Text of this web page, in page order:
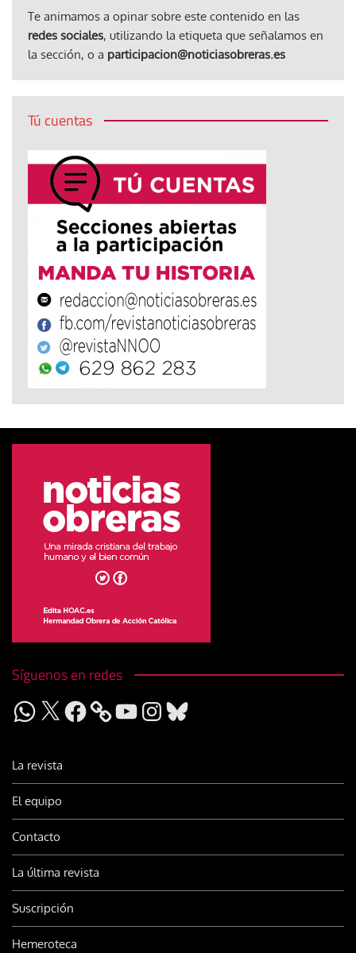
Te animamos a opinar sobre este contenido en las
redes sociales, utilizando la etiqueta que señalamos en
la sección, o a participacion@noticiasobreras.es
Tú cuentas
Síguenos en redes
WhatsApp
X Facebook YouTubeInstagram
Bluesky
La revista
El equipo
Contacto
La última revista
Suscripción
Hemeroteca